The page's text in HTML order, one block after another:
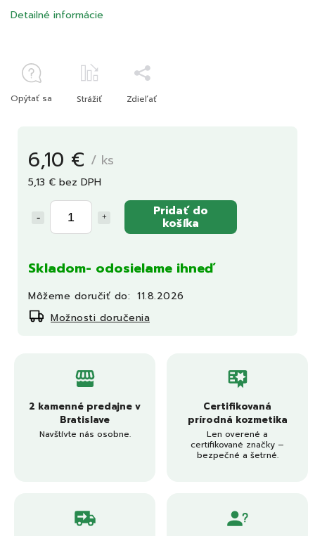
6,10 € / ks
5,13 € bez DPH
Pridať do
košíka
Skladom- odosielame ihneď
Môžeme doručiť do: 11.8.2026
Možnosti doručenia
Detailné informácie
Opýtať sa Strážiť Zdieľať
2 kamenné predajne v
Bratislave
Navštívte nás osobne.
Certifikovaná
prírodná kozmetika
Len overené a
certifikované značky –
bezpečné a šetrné.